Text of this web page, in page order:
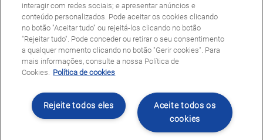
interagir com redes sociais; e apresentar anúncios e
conteúdo personalizados. Pode aceitar os cookies clicando
no botão "Aceitar tudo" ou rejeitá-los clicando no botão
"Rejeitar tudo". Pode conceder ou retirar o seu consentimento
a qualquer momento clicando no botão "Gerir cookies". Para
mais informações, consulte a nossa Política de
Cookies. Política de cookies
Aceite todos os
cookies
Rejeite todos eles